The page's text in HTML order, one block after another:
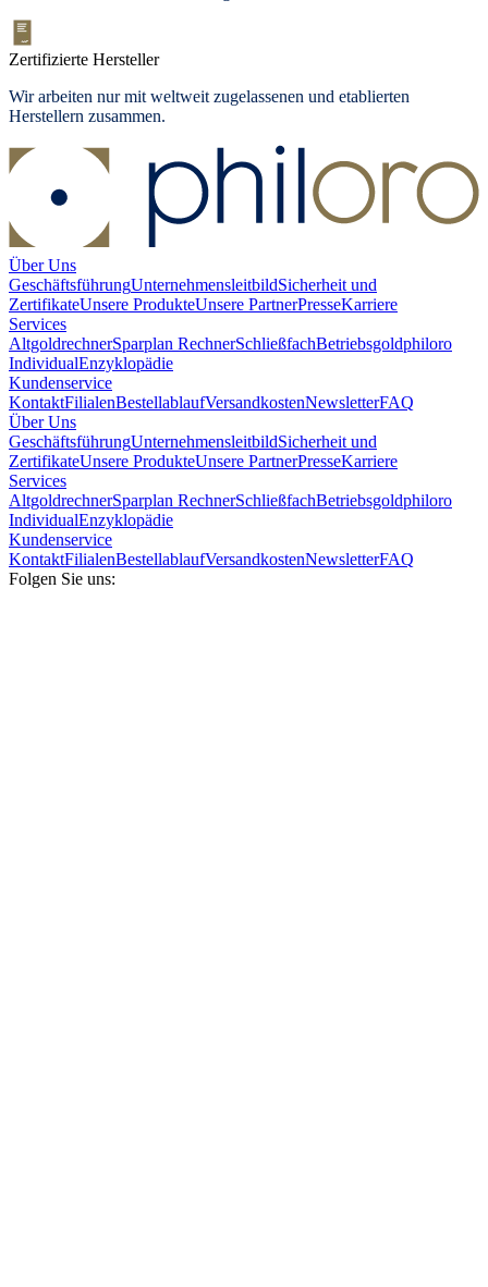
Zertifizierte Hersteller
Wir arbeiten nur mit weltweit zugelassenen und etablierten
Herstellern zusammen.
Über Uns
GeschäftsführungUnternehmensleitbildSicherheit und
ZertifikateUnsere ProdukteUnsere PartnerPresseKarriere
Services
AltgoldrechnerSparplan RechnerSchließfachBetriebsgoldphiloro
IndividualEnzyklopädie
Kundenservice
KontaktFilialenBestellablaufVersandkostenNewsletterFAQ
Über Uns
GeschäftsführungUnternehmensleitbildSicherheit und
ZertifikateUnsere ProdukteUnsere PartnerPresseKarriere
Services
AltgoldrechnerSparplan RechnerSchließfachBetriebsgoldphiloro
IndividualEnzyklopädie
Kundenservice
KontaktFilialenBestellablaufVersandkostenNewsletterFAQ
Folgen Sie uns: